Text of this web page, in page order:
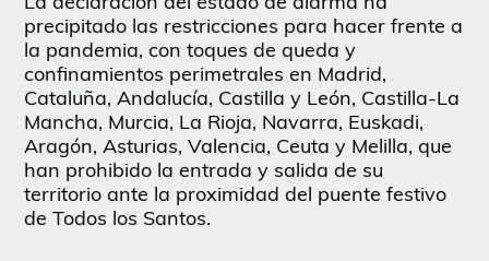
precipitado las restricciones para hacer frente a
la pandemia, con toques de queda y
confinamientos perimetrales en Madrid,
Cataluña, Andalucía, Castilla y León, Castilla-La
Mancha, Murcia, La Rioja, Navarra, Euskadi,
Aragón, Asturias, Valencia, Ceuta y Melilla, que
han prohibido la entrada y salida de su
territorio ante la proximidad del puente festivo
de Todos los Santos.